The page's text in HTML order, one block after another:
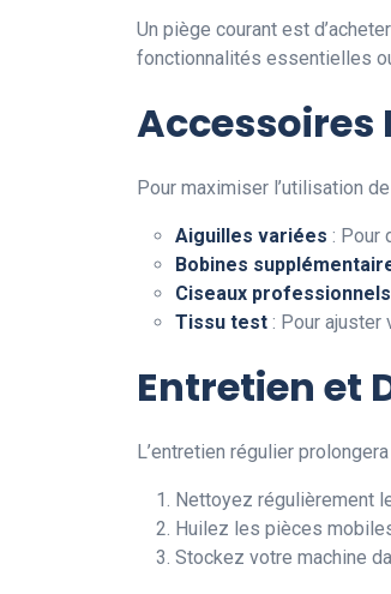
Un piège courant est
fonctionnalités essentielles
Pour maximiser l’utilisation
Aiguilles variées : Pour
Bobines
Ciseaux professionnels
Tissu test : Pour ajuster
Entretien et
L’entretien régulier
Nettoyez régulièrement
Huilez les pièces
Stockez votre machine